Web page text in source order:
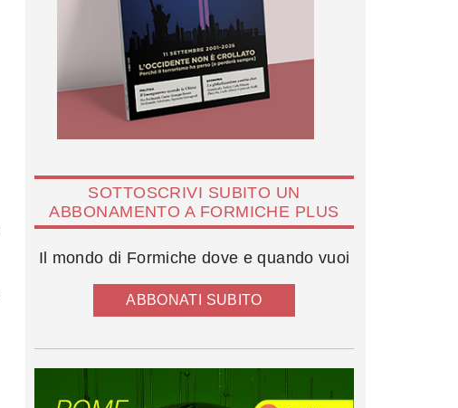
SOTTOSCRIVI SUBITO UN
ABBONAMENTO A FORMICHE PLUS
Il mondo di Formiche dove e quando vuoi
ABBONATI SUBITO